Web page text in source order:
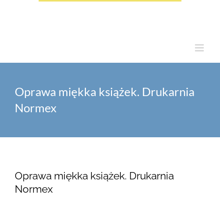
Oprawa miękka książek. Drukarnia
Normex
Oprawa miękka książek. Drukarnia
Normex